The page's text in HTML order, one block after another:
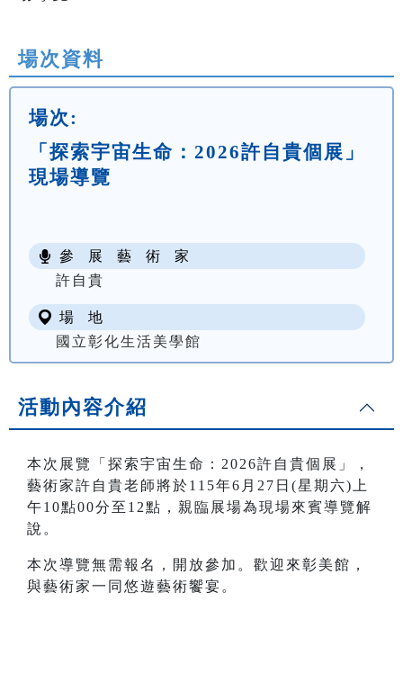
場次資料
場次:
「探索宇宙生命：2026許自貴個展」
現場導覽
參 展 藝 術 家
許自貴
場 地
國立彰化生活美學館
活動內容介紹
本次展覽「探索宇宙生命：2026許自貴個展」，
藝術家許自貴老師將於115年6月27日(星期六)上
午10點00分至12點，親臨展場為現場來賓導覽解
說。
本次導覽無需報名，開放參加。歡迎來彰美館，
與藝術家一同悠遊藝術饗宴。